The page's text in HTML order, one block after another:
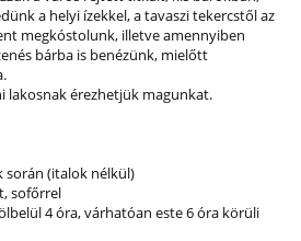
a helyi ízekkel, a tavaszi tekercstől az
megkóstolunk, illetve amennyiben
bárba is benézünk, mielőtt
lakosnak érezhetjük magunkat.
során (italok nélkül)
sofőrrel
4 óra, várhatóan este 6 óra körüli